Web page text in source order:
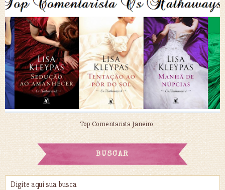
Top Comentarista Janeiro
BUSCAR